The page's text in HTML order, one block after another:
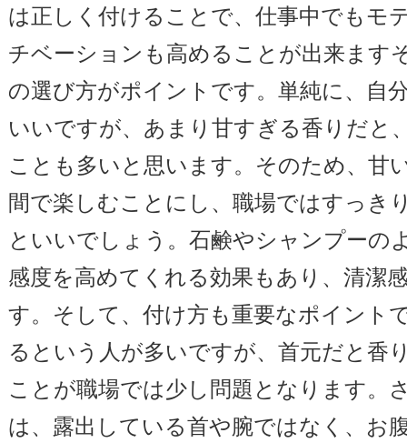
は正しく付けることで、仕事中でもモ
チベーションも高めることが出来ます
の選び方がポイントです。単純に、自
いいですが、あまり甘すぎる香りだと
ことも多いと思います。そのため、甘
間で楽しむことにし、職場ではすっき
といいでしょう。石鹸やシャンプーの
感度を高めてくれる効果もあり、清潔
す。そして、付け方も重要なポイント
るという人が多いですが、首元だと香
ことが職場では少し問題となります。
は、露出している首や腕ではなく、お